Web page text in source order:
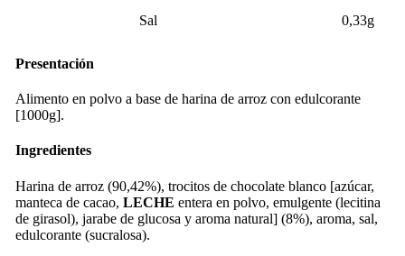
Sal
0,33g
Presentación
Alimento en polvo a base de harina de arroz con edulcorante
[1000g].
Ingredientes
Harina de arroz (90,42%), trocitos de chocolate blanco [azúcar,
manteca de cacao, LECHE entera en polvo, emulgente (lecitina
de girasol), jarabe de glucosa y aroma natural] (8%), aroma, sal,
edulcorante (sucralosa).